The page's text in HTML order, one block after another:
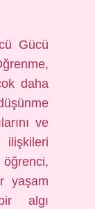
Gücü
daha
ve
öğrenci,
yaşam
algı